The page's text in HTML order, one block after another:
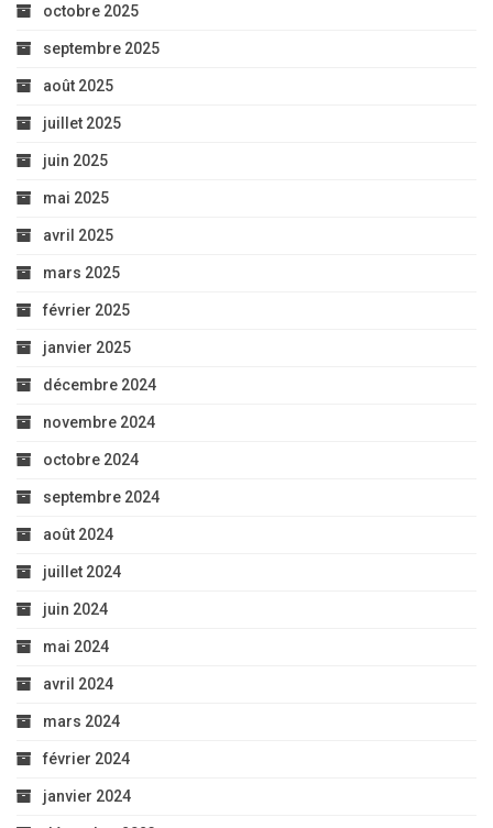
octobre 2025
septembre 2025
août 2025
juillet 2025
juin 2025
mai 2025
avril 2025
mars 2025
février 2025
janvier 2025
décembre 2024
novembre 2024
octobre 2024
septembre 2024
août 2024
juillet 2024
juin 2024
mai 2024
avril 2024
mars 2024
février 2024
janvier 2024